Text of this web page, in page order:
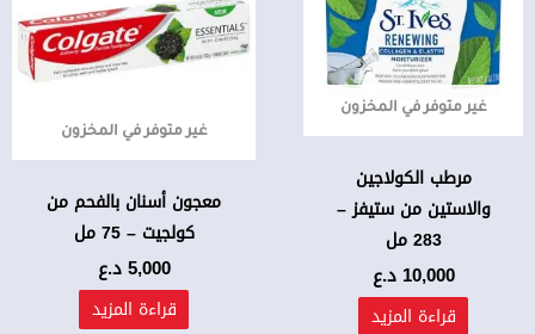
غير متوفر في المخزون
مرطب الكولاجين
والاستين من ستيفز –
283 مل
10,000 د.ع
قراءة المزيد
غير متوفر في المخزون
معجون أسنان بالفحم من
كولجيت – 75 مل
5,000د.ع
قراءة المزيد